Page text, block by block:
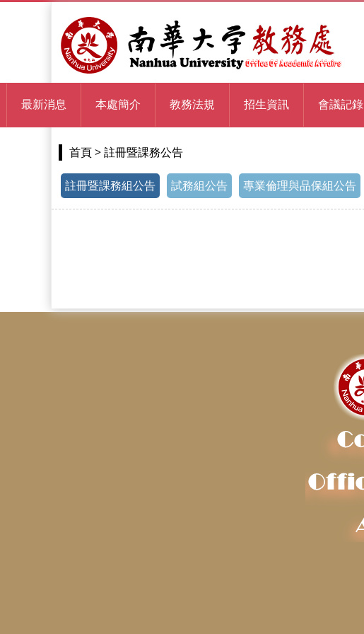
首頁 > 註冊暨課務公告
註冊暨課務組公告 試務組公告 專業倫理與品保組公告
最新消息 本處簡介 教務法規 招生資訊 會議記錄